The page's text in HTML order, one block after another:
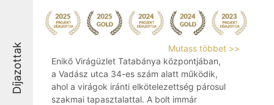
Díjazottak
Mutass többet >>
Enikő Virágüzlet Tatabánya központjában,
a Vadász utca 34-es szám alatt működik,
ahol a virágok iránti elkötelezettség párosul
szakmai tapasztalattal. A bolt immár